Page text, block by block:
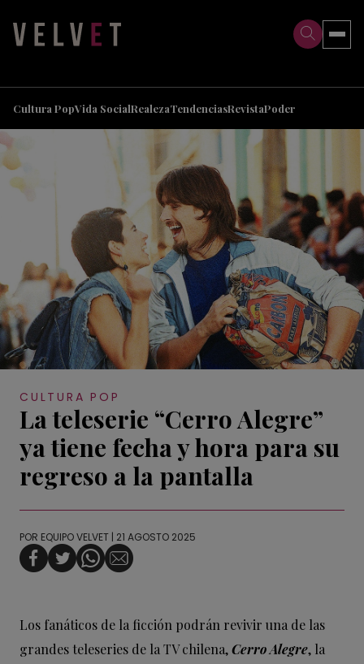
Cultura PopVida SocialRealezaTendenciasRevistaPoder
CULTURA POP
La teleserie “Cerro Alegre”
ya tiene fecha y hora para su
regreso a la pantalla
POR EQUIPO VELVET | 21 AGOSTO 2025
Los fanáticos de la ficción podrán revivir una de las
grandes teleseries de la TV chilena,Cerro Alegre, la